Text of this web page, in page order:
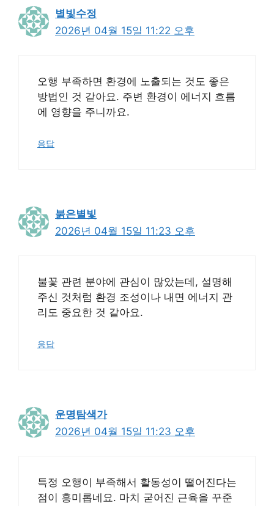
별빛수정
2026년 04월 15일 11:22 오후
오행 부족하면 환경에 노출되는 것도 좋은
방법인 것 같아요. 주변 환경이 에너지 흐름
에 영향을 주니까요.
응답
붉은별빛
2026년 04월 15일 11:23 오후
불꽃 관련 분야에 관심이 많았는데, 설명해
주신 것처럼 환경 조성이나 내면 에너지 관
리도 중요한 것 같아요.
응답
운명탐색가
2026년 04월 15일 11:23 오후
특정 오행이 부족해서 활동성이 떨어진다는
점이 흥미롭네요. 마치 굳어진 근육을 꾸준